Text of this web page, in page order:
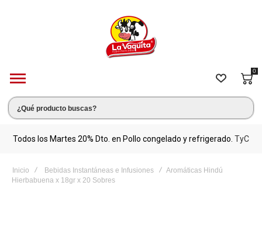
0
Todos los Martes 20% Dto. en Pollo congelado y refrigerado. TyC
Inicio Bebidas Instantáneas e Infusiones
Aromáticas Hindú
Hierbabuena x 18gr x 20 Sobres